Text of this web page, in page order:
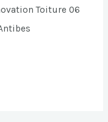
Toiture 06